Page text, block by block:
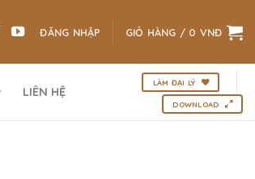
ĐĂNG NHẬP GIỎ HÀNG / 0 VNĐ
LIÊN HỆ
LÀM ĐẠI LÝ
DOWNLOAD